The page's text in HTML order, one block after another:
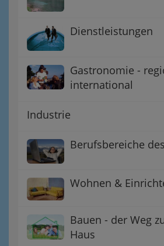
Dienstleistungen
Gastronomie -
international
Industrie
Berufsbereiche
Wohnen &
Bauen - der Weg
Haus